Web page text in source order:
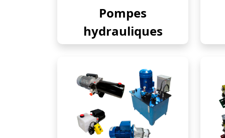
Pompes
hydrauliques